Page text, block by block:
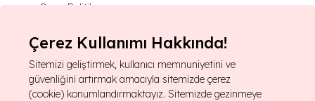
Çerez Kullanımı Hakkında!
Sitemizi geliştirmek, kullanıcı memnuniyetini ve
güvenliğini artırmak amacıyla sitemizde çerez
(cookie) konumlandırmaktayız. Sitemizde gezinmeye
Çerez Politikası
For foreign rights:
About Us
Foreign Rights Catalogue